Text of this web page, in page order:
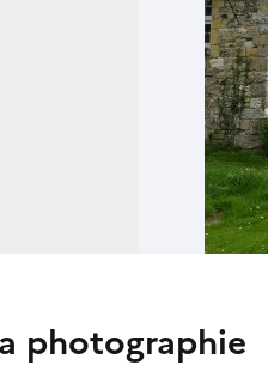
photographie